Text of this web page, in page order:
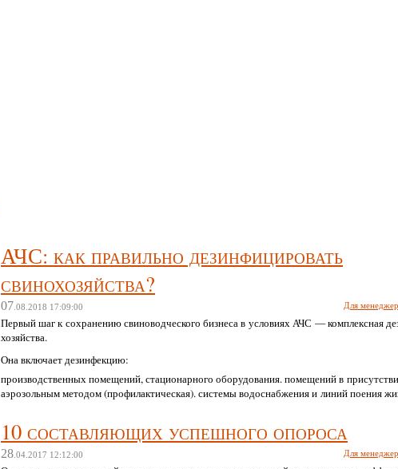
АЧС: как правильно дезинфицировать
свинохозяйства?
07 .08.2018 17:09:00 Для
Первый шаг к сохранению свиноводческого бизнеса в условиях АЧС — комплексная
хозяйства.
Она включает дезинфекцию:
производственных помещений, стационарного оборудования. помещений в
аэрозольным методом (профилактическая). системы водоснабжения и линий поения
10 составляющих успешного опороса
28 .04.2017 12:12:00 Для